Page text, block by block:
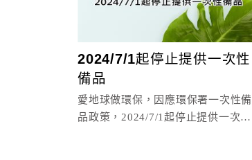
2024/7/1起停止提供一次性
備品
愛地球做環保，因應環保署一次性備
品政策，2024/7/1起停止提供一次性